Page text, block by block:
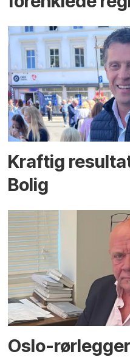
Kraftig
Bolig
Oslo-